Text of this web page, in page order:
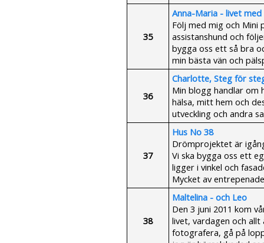
35
Anna-Maria - livet med
Följ med mig och Mini
assistanshund och
bygga oss ett så bra
min bästa vän och
36
Charlotte, Steg för
Min blogg handlar om
hälsa, mitt hem och
utveckling och andra
37
Hus No 38
Drömprojektet är
Vi ska bygga oss ett
ligger i vinkel och
Mycket av
38
Maltelina - och Leo
Den 3 juni 2011 kom
livet, vardagen och
fotografera, gå på